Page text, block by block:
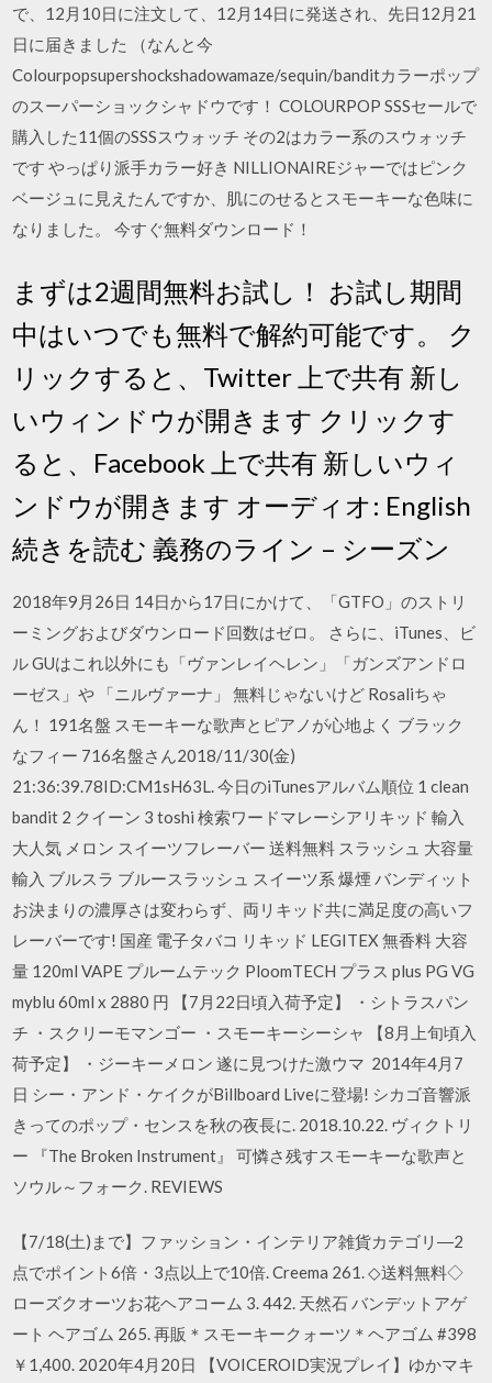
で、12月10日に注文して、12月14日に発送され、先日12月21
日に届きました （なんと今
Colourpopsupershockshadowamaze/sequin/banditカラーポップ
のスーパーショックシャドウです！ COLOURPOP SSSセールで
購入した11個のSSSスウォッチ その2はカラー系のスウォッチ
です やっぱり派手カラー好き NILLIONAIREジャーではピンク
ベージュに見えたんですか、肌にのせるとスモーキーな色味に
なりました。 今すぐ無料ダウンロード！
まずは2週間無料お試し！ お試し期間
中はいつでも無料で解約可能です。 ク
リックすると、Twitter 上で共有 新し
いウィンドウが開きます クリックす
ると、Facebook 上で共有 新しいウィ
ンドウが開きます オーディオ: English
続きを読む 義務のライン – シーズン
2018年9月26日 14日から17日にかけて、「GTFO」のストリ
ーミングおよびダウンロード回数はゼロ。 さらに、iTunes、ビ
ル GUはこれ以外にも「ヴァンレイヘレン」「ガンズアンドロ
ーゼス」や 「ニルヴァーナ」 無料じゃないけど Rosaliちゃ
ん！ 191名盤 スモーキーな歌声とピアノが心地よく ブラック
なフィー 716名盤さん2018/11/30(金)
21:36:39.78ID:CM1sH63L. 今日のiTunesアルバム順位 1 clean
bandit 2 クイーン 3 toshi 検索ワードマレーシアリキッド 輸入
大人気 メロン スイーツフレーバー 送料無料 スラッシュ 大容量
輸入 ブルスラ ブルースラッシュ スイーツ系 爆煙 バンディット
お決まりの濃厚さは変わらず、両リキッド共に満足度の高いフ
レーバーです! 国産 電子タバコ リキッド LEGITEX 無香料 大容
量 120ml VAPE プルームテック PloomTECH プラス plus PG VG
myblu 60ml x 2880 円 【7月22日頃入荷予定】 ・シトラスパン
チ ・スクリーモマンゴー ・スモーキーシーシャ 【8月上旬頃入
荷予定】 ・ジーキーメロン 遂に見つけた激ウマ 2014年4月7
日 シー・アンド・ケイクがBillboard Liveに登場! シカゴ音響派
きってのポップ・センスを秋の夜長に. 2018.10.22. ヴィクトリ
ー 『The Broken Instrument』 可憐さ残すスモーキーな歌声と
ソウル～フォーク. REVIEWS
【7/18(土)まで】ファッション・インテリア雑貨カテゴリ―2
点でポイント6倍・3点以上で10倍. Creema 261. ◇送料無料◇
ローズクオーツお花ヘアコーム 3. 442. 天然石 バンデットアゲ
ート ヘアゴム 265. 再販＊スモーキークォーツ＊ヘアゴム #398
￥1,400. 2020年4月20日 【VOICEROID実況プレイ】ゆかマキ